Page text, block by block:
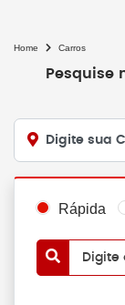
Home Carros
Pesquise
Digite sua
Rápida
Digite